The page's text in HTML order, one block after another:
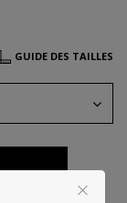
GUIDE DES TAILLES